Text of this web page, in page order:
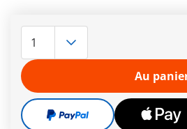
tendances stylée fascine avec son
livre délicieusement macabre en
de caractère. Grâce à l’articulation
design emblématique, Clawdeen
collection – un must have absolu
High™ !
Autres informations
Au